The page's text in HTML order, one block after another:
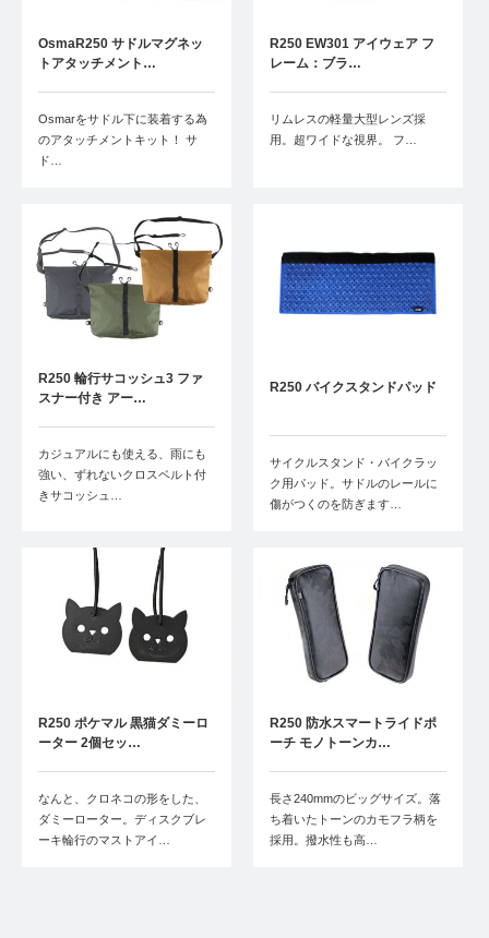
OsmaR250 サドルマグネッ
トアタッチメント…
Osmarをサドル下に装着する為
のアタッチメントキット！ サ
ド…
R250 EW301 アイウェア フ
レーム：ブラ…
リムレスの軽量大型レンズ採
用。超ワイドな視界。 フ…
R250 輪行サコッシュ3 ファ
スナー付き アー…
カジュアルにも使える、雨にも
強い、ずれないクロスベルト付
きサコッシュ…
R250 バイクスタンドパッド
サイクルスタンド・バイクラッ
ク用パッド。サドルのレールに
傷がつくのを防ぎます…
R250 ポケマル 黒猫ダミーロ
ーター 2個セッ…
なんと、クロネコの形をした、
ダミーローター。ディスクブレ
ーキ輪行のマストアイ…
R250 防水スマートライドポ
ーチ モノトーンカ…
長さ240mmのビッグサイズ。落
ち着いたトーンのカモフラ柄を
採用。撥水性も高…